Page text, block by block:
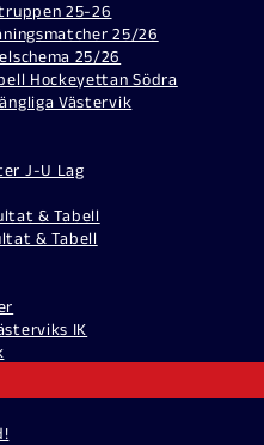
25-26
25/26
25/26
Hockeyettan Södra
Västervik
J-U Lag
& Tabell
& Tabell
IK